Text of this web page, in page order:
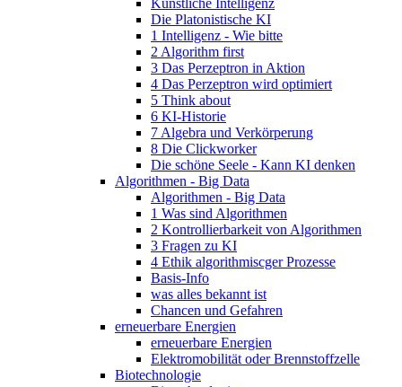
Künstliche Intelligenz
Die Platonistische KI
1 Intelligenz - Wie bitte
2 Algorithm first
3 Das Perzeptron in Aktion
4 Das Perzeptron wird optimiert
5 Think about
6 KI-Historie
7 Algebra und Verkörperung
8 Die Clickworker
Die schöne Seele - Kann KI denken
Algorithmen - Big Data
Algorithmen - Big Data
1 Was sind Algorithmen
2 Kontrollierbarkeit von Algorithmen
3 Fragen zu KI
4 Ethik algorithmiscger Prozesse
Basis-Info
was alles bekannt ist
Chancen und Gefahren
erneuerbare Energien
erneuerbare Energien
Elektromobilität oder Brennstoffzelle
Biotechnologie